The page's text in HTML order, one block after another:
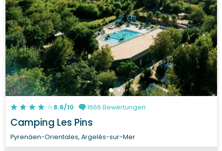
8.6/10 1666 Bewertungen
Camping Les Pins
Pyrenäen-Orientales, Argelès-sur-Mer